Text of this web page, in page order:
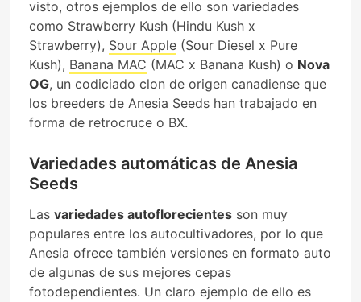
visto, otros ejemplos de ello son variedades
como Strawberry Kush (Hindu Kush x
Strawberry), Sour Apple (Sour Diesel x Pure
Kush), Banana MAC (MAC x Banana Kush) o Nova
OG, un codiciado clon de origen canadiense que
los breeders de Anesia Seeds han trabajado en
forma de retrocruce o BX.
Variedades automáticas de Anesia
Seeds
Las variedades autoflorecientes son muy
populares entre los autocultivadores, por lo que
Anesia ofrece también versiones en formato auto
de algunas de sus mejores cepas
fotodependientes. Un claro ejemplo de ello es